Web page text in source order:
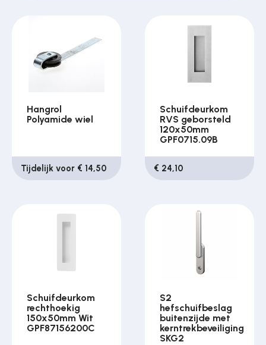
Hangrol
Polyamide wiel
Tijdelijk voor € 14,50
Schuifdeurkom
RVS geborsteld
120x50mm
GPF0715.09B
€ 24,10
Schuifdeurkom
rechthoekig
150x50mm Wit
GPF87156200C
S2
hefschuifbeslag
buitenzijde met
kerntrekbeveiliging
SKG2